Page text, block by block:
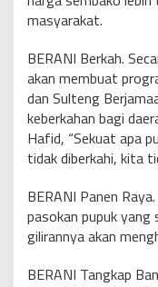
masyarakat.
BERANI Berkah.
akan membuat
dan Sulteng
keberkahan bagi
Hafid, “Sekuat apa
tidak diberkahi, kita
BERANI Panen
pasokan pupuk
gilirannya akan
BERANI Tangkap